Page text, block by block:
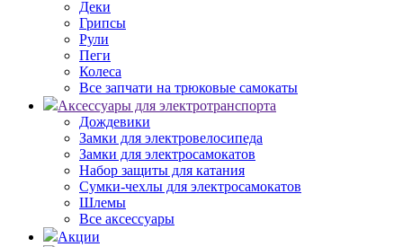
Деки
Грипсы
Рули
Пеги
Колеса
Все запчати на трюковые самокаты
Аксессуары для электротранспорта
Дождевики
Замки для электровелосипеда
Замки для электросамокатов
Набор защиты для катания
Сумки-чехлы для электросамокатов
Шлемы
Все аксессуары
Акции